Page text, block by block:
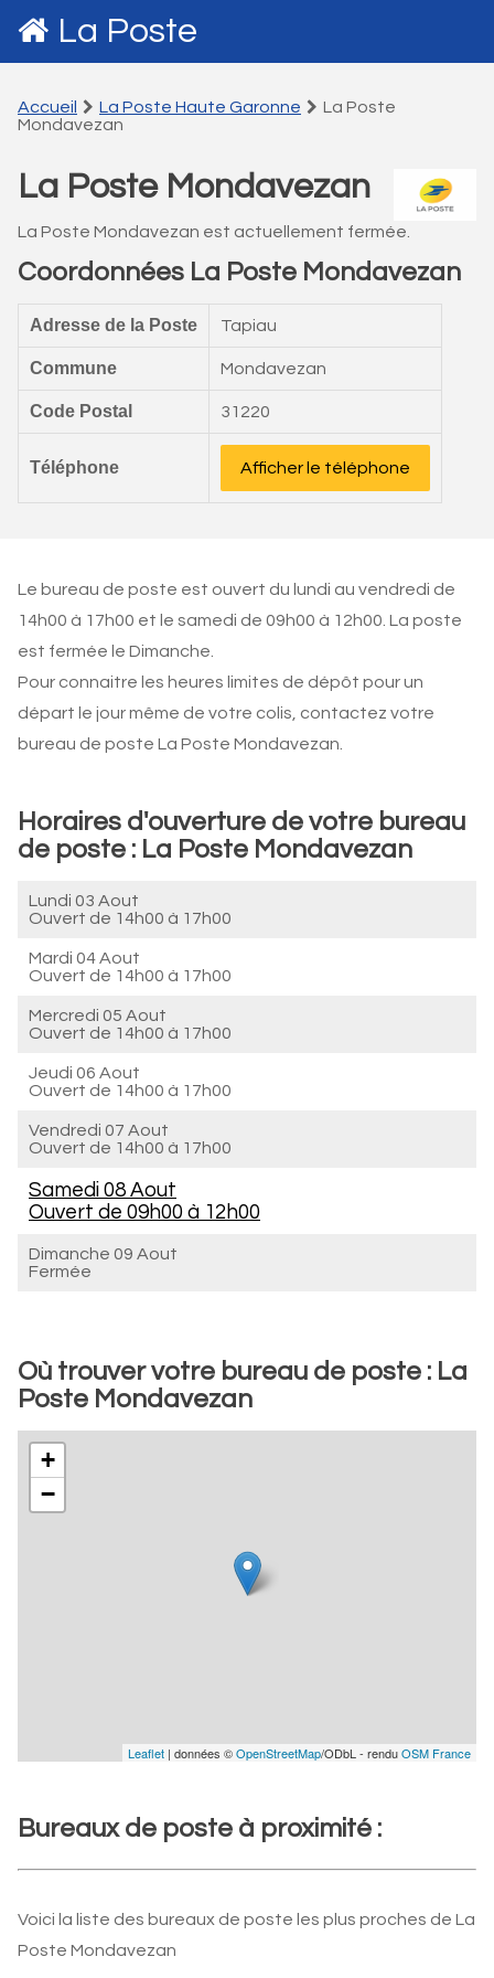
La Poste
Accueil La Poste Haute Garonne
La Poste
Mondavezan
La Poste Mondavezan
La Poste Mondavezan est actuellement fermée.
Coordonnées La Poste Mondavezan
Adresse de la Poste Tapiau
Commune Mondavezan
Code Postal 31220
Téléphone Afficher le téléphone
Le bureau de poste est ouvert du lundi au vendredi de
14h00 à 17h00 et le samedi de 09h00 à 12h00. La poste
est fermée le Dimanche.
Pour connaitre les heures limites de dépôt pour un
départ le jour même de votre colis, contactez votre
bureau de poste La Poste Mondavezan.
Horaires d'ouverture de votre bureau
de poste : La Poste Mondavezan
Lundi 03 Aout
Ouvert de 14h00 à 17h00
Mardi 04 Aout
Ouvert de 14h00 à 17h00
Mercredi 05 Aout
Ouvert de 14h00 à 17h00
Jeudi 06 Aout
Ouvert de 14h00 à 17h00
Vendredi 07 Aout
Ouvert de 14h00 à 17h00
Samedi 08 Aout
Ouvert de 09h00 à 12h00
Dimanche 09 Aout
Fermée
Où trouver votre bureau de poste : La
Poste Mondavezan
+
−
Leaflet | données ©OpenStreetMap/ODbL - renduOSM France
Bureaux de poste à proximité :
Voici la liste des bureaux de poste les plus proches de La
Poste Mondavezan